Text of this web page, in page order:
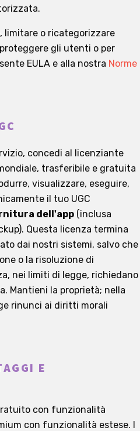
limitare o ricategorizzare
proteggere gli utenti o per
EULA e alla nostra Norme
concedi al licenziante
trasferibile e gratuita
visualizzare, eseguire,
il tuo UGC
dell'app (inclusa
Questa licenza termina
dai nostri sistemi, salvo che
o la risoluzione di
nei limiti di legge, richiedano
Mantieni la proprietà; nella
rinunci ai diritti morali
E
con funzionalità
con funzionalità estese. I